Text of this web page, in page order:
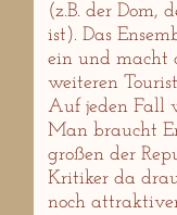
(z.B. der Dom,
ist). Das
ein und macht
weiteren
Auf jeden Fall
Man braucht
großen der
Kritiker da
noch